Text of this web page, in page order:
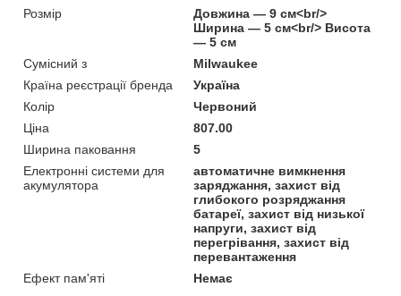
Розмір
Довжина — 9 см<br/>
Ширина — 5 см<br/> Висота
— 5 см
Сумісний з
Milwaukee
Країна реєстрації бренда
Україна
Колір
Червоний
Ціна
807.00
Ширина паковання
5
Електронні системи для
акумулятора
автоматичне вимкнення
заряджання, захист від
глибокого розряджання
батареї, захист від низької
напруги, захист від
перегрівання, захист від
перевантаження
Ефект пам'яті
Немає